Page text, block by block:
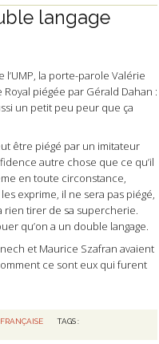
langage
la porte-parole Valérie
piégée par Gérald Dahan :
un petit peu peur que ça
être piégé par un imitateur
autre chose que ce qu’il
en toute circonstance,
exprime, il ne sera pas piégé,
rien tirer de sa supercherie.
qu’on a un double langage.
et Maurice Szafran avaient
ce sont eux qui furent
TAGS :